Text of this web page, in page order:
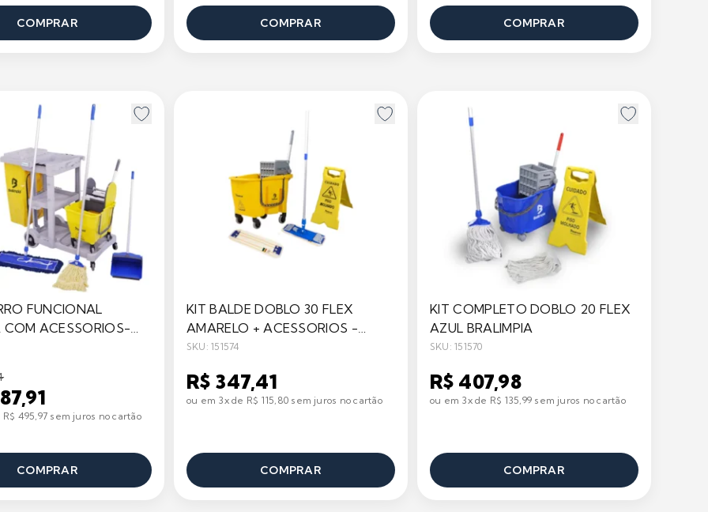
COMPRAR COMPRAR COMPRAR
FUNCIONAL
COM ACESSORIOS-
495,97 sem juros no cartão
COMPRAR
KIT BALDE DOBLO 30 FLEX
AMARELO + ACESSORIOS -
BRALIMPIA
SKU: 151574
R$ 347,41
ou em 3x de R$ 115,80 sem juros no cartão
COMPRAR
KIT COMPLETO DOBLO 20 FLEX
AZUL BRALIMPIA
SKU: 151570
R$ 407,98
ou em 3x de R$ 135,99 sem juros no cartão
COMPRAR